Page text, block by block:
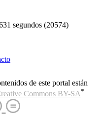
segundos (20574)
de este portal están
Commons BY-SA*